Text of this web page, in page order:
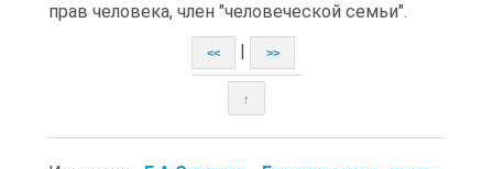
прав человека, член "человеческой семьи".
<< >>
↑